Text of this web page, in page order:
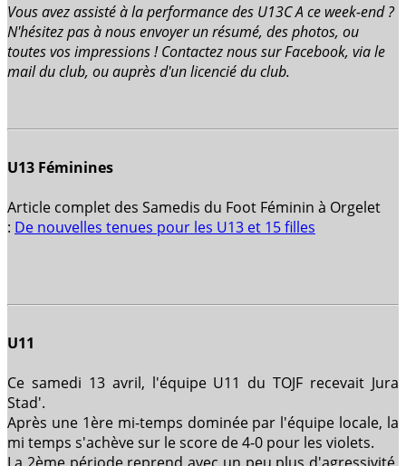
Vous avez assisté à la performance des U13C A ce week-end ?
N'hésitez pas à nous envoyer un résumé, des photos, ou
toutes vos impressions ! Contactez nous sur Facebook, via le
mail du club, ou auprès d'un licencié du club.
U13 Féminines
Article complet des Samedis du Foot Féminin à Orgelet
: De nouvelles tenues pour les U13 et 15 filles
U11
Ce samedi 13 avril, l'équipe U11 du TOJF recevait Jura
Stad'.
Après une 1ère mi-temps dominée par l'équipe locale, la
mi temps s'achève sur le score de 4-0 pour les violets.